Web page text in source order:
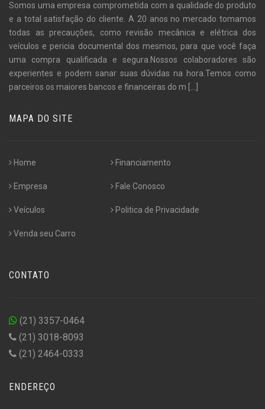
Somos uma empresa comprometida com a qualidade do produto
e a total satisfação do cliente. A 20 anos no mercado tomamos
todas as precauções, como revisão mecânica e elétrica dos
veículos e pericia documental dos mesmos, para que você faça
uma compra qualificada e segura.Nossos colaboradores são
experientes e podem sanar suas dúvidas na hora.Temos como
parceiros os maiores bancos e financeiras do m
MAPA DO SITE
Home
Empresa
Veículos
Venda seu Carro
Financiamento
Fale Conosco
Politica de Privacidade
CONTATO
(21) 3357-0464
(21) 3018-8093
(21) 2464-0333
ENDEREÇO